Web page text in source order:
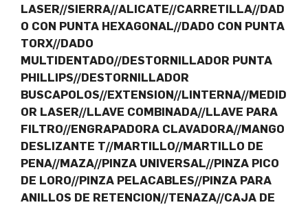
LASER//SIERRA//ALICATE//CARRETILLA//DAD
O CON PUNTA HEXAGONAL//DADO CON PUNTA
TORX//DADO
MULTIDENTADO//DESTORNILLADOR PUNTA
PHILLIPS//DESTORNILLADOR
BUSCAPOLOS//EXTENSION//LINTERNA//MEDID
OR LASER//LLAVE COMBINADA//LLAVE PARA
FILTRO//ENGRAPADORA CLAVADORA//MANGO
DESLIZANTE T//MARTILLO//MARTILLO DE
PENA//MAZA//PINZA UNIVERSAL//PINZA PICO
DE LORO//PINZA PELACABLES//PINZA PARA
ANILLOS DE RETENCION//TENAZA//CAJA DE